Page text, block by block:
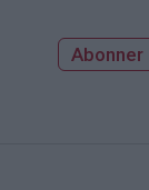
Abonner